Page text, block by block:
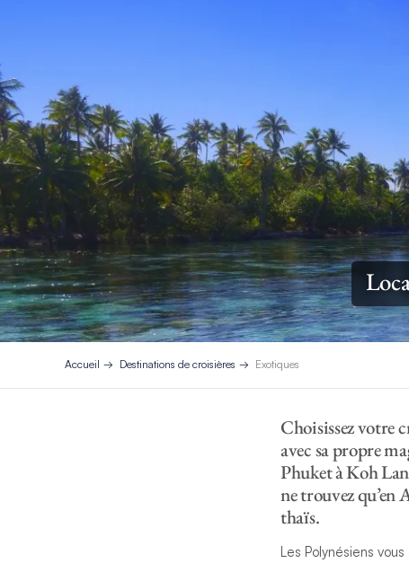
Accueil Destinations de croisières Exotiques
Choisissez votre
avec sa propre
Phuket à Koh
ne trouvez qu’en
thaïs.
Les Polynésiens